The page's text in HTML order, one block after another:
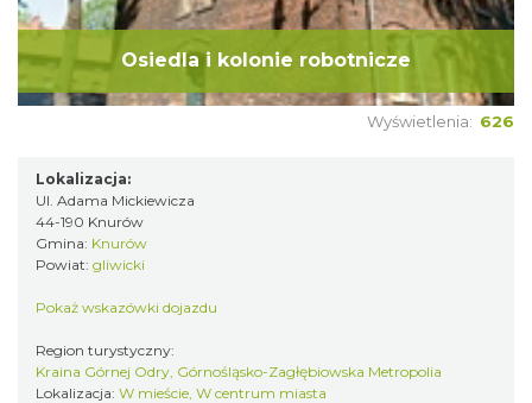
Osiedla i kolonie robotnicze
Wyświetlenia: 626
Lokalizacja:
Ul. Adama Mickiewicza
44-190 Knurów
Gmina: Knurów
Powiat: gliwicki
Pokaż wskazówki dojazdu
Region turystyczny:
Kraina Górnej Odry, Górnośląsko-Zagłębiowska Metropolia
Lokalizacja: W mieście, W centrum miasta